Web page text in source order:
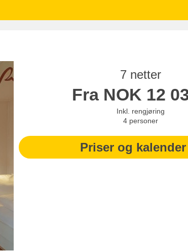
7 netter
Fra NOK 12
Inkl. rengjøring
4 personer
Priser og kalender